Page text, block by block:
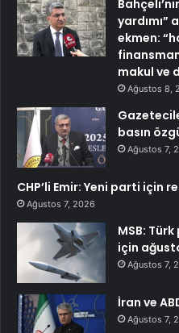
yardımı”
ekmen:
makul ve
Ağustos 8,
basın
Ağustos 7,
CHP’li Emir: Yeni parti için
Ağustos 7, 2026
MSB:
için
Ağustos 7,
İran ve
Ağustos 7,